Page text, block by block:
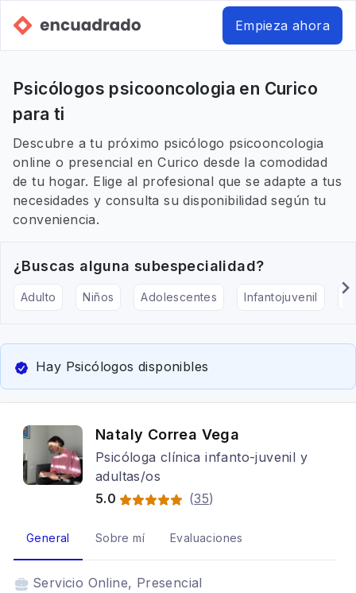
Empieza ahora
Psicólogos psicooncologia en Curico
para ti
Descubre a tu próximo psicólogo psicooncologia
online o presencial en Curico desde la comodidad
de tu hogar. Elige al profesional que se adapte a tus
necesidades y consulta su disponibilidad según tu
conveniencia.
¿Buscas alguna subespecialidad?
Adulto Niños Adolescentes Infantojuvenil
Hay Psicólogos disponibles
Nataly Correa Vega
Psicóloga clínica infanto-juvenil y
adultas/os
5.0
(35)
General Sobre mí Evaluaciones
Servicio Online, Presencial